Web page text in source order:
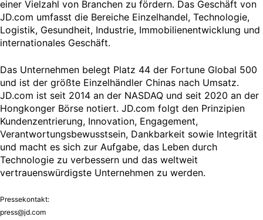
einer Vielzahl von Branchen zu fördern. Das Geschäft von
JD.com umfasst die Bereiche Einzelhandel, Technologie,
Logistik, Gesundheit, Industrie, Immobilienentwicklung und
internationales Geschäft.
Das Unternehmen belegt Platz 44 der Fortune Global 500
und ist der größte Einzelhändler Chinas nach Umsatz.
JD.com ist seit 2014 an der NASDAQ und seit 2020 an der
Hongkonger Börse notiert. JD.com folgt den Prinzipien
Kundenzentrierung, Innovation, Engagement,
Verantwortungsbewusstsein, Dankbarkeit sowie Integrität
und macht es sich zur Aufgabe, das Leben durch
Technologie zu verbessern und das weltweit
vertrauenswürdigste Unternehmen zu werden.
Pressekontakt:
press@jd.com